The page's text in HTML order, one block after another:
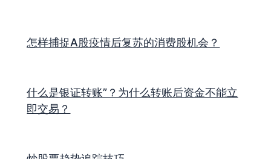
怎样捕捉A股疫情后复苏的消费股机会？
什么是银证转账”？为什么转账后资金不能立
即交易？